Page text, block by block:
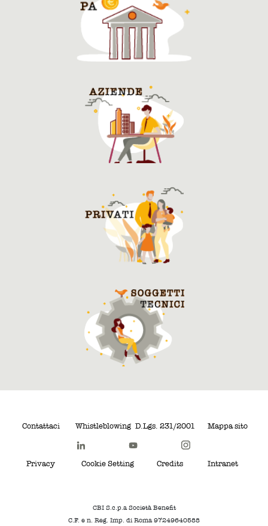
Contattaci Whistleblowing D.Lgs. 231/2001 Mappa sito
Privacy Cookie Setting Credits Intranet
CBI S.c.p.a Società Benefit
C.F. e n. Reg. Imp. di Roma 97249640588